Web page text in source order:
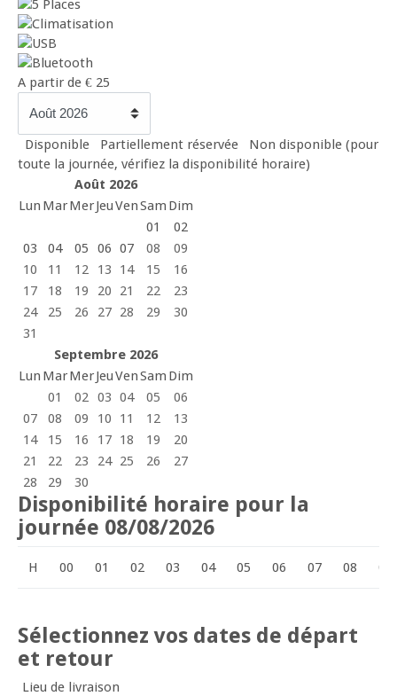
A partir de € 25
Disponible Partiellement réservée
Non disponible (pour
toute la journée, vérifiez la disponibilité horaire)
Août 2026
Lun MarMerJeuVenSam Dim
01
02
03
04 05 06 07 08
09
10
11 12 13 14 15
16
17
18 19 20 21 22
23
24
25 26 27 28 29
30
31
Septembre 2026
Lun MarMerJeuVenSam Dim
01
02 03 04 05
06
07
08 09 10 11 12
13
14
15 16 17 18 19
20
21
22 23 24 25 26
27
28
29 30
Disponibilité horaire pour la
journée 08/08/2026
H 00 01 02 03 04 05 06 07 08 09
Sélectionnez vos dates de départ
et retour
Lieu de livraison